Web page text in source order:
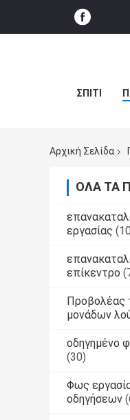
ΣΠΊΤΙ
Αρχική Σελίδα
ΌΛΑ ΤΑ
εργασίας
επίκεντρο
Προβολέας
μονάδων
οδηγημένο
(30)
Φως
οδηγήσεων